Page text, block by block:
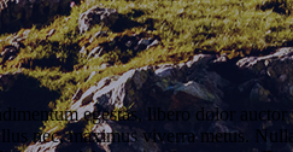
egestas, libero dolor
nec, maximus viverra metus.